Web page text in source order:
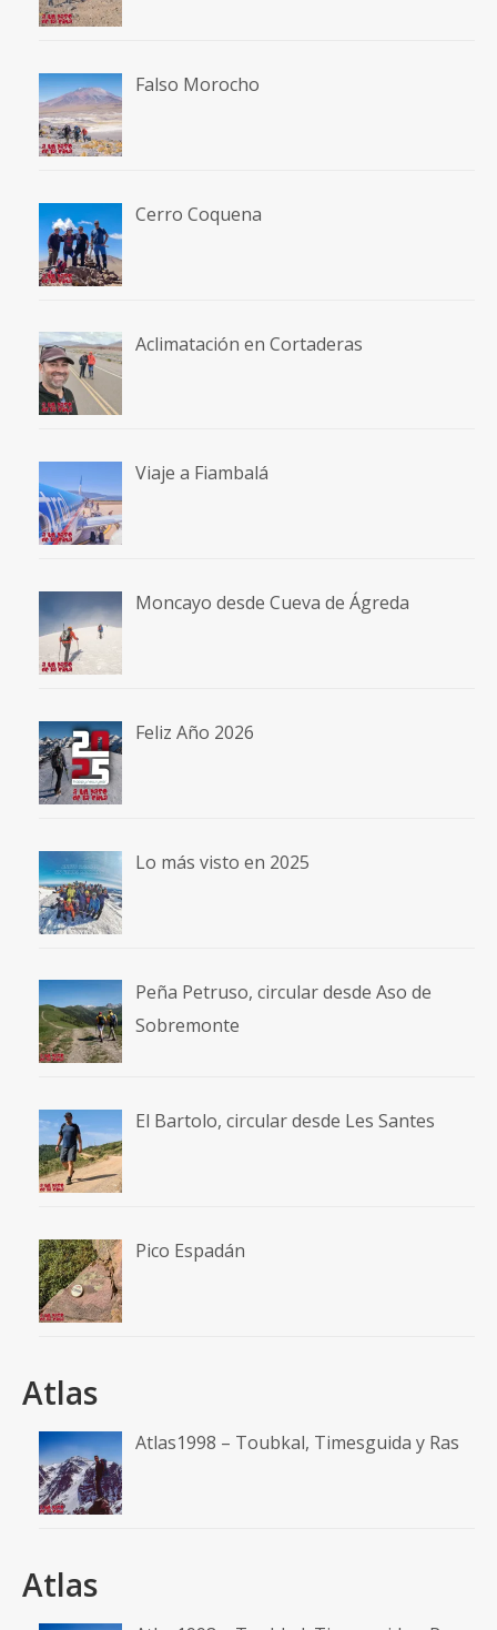
Falso Morocho
Cerro Coquena
Aclimatación en Cortaderas
Viaje a Fiambalá
Moncayo desde Cueva de Ágreda
Feliz Año 2026
Lo más visto en 2025
Peña Petruso, circular desde Aso de
Sobremonte
El Bartolo, circular desde Les Santes
Pico Espadán
Atlas
Atlas1998 – Toubkal, Timesguida y Ras
Atlas